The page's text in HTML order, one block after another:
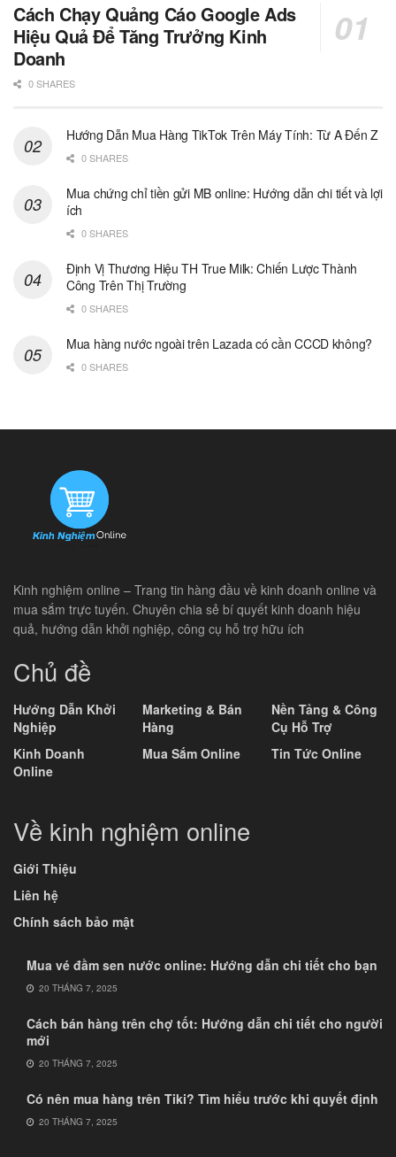
Cách Chạy Quảng Cáo Google Ads
Hiệu Quả Để Tăng Trưởng Kinh
Doanh
0 SHARES
Hướng Dẫn Mua Hàng TikTok Trên Máy Tính: Từ A Đến Z
0 SHARES
Mua chứng chỉ tiền gửi MB online: Hướng dẫn chi tiết và lợi
ích
0 SHARES
Định Vị Thương Hiệu TH True Milk: Chiến Lược Thành
Công Trên Thị Trường
0 SHARES
Mua hàng nước ngoài trên Lazada có cần CCCD không?
0 SHARES
Kinh nghiệm online – Trang tin hàng đầu về kinh doanh online và
mua sắm trực tuyến. Chuyên chia sẻ bí quyết kinh doanh hiệu
quả, hướng dẫn khởi nghiệp, công cụ hỗ trợ hữu ích
Chủ đề
Hướng Dẫn Khởi
Nghiệp
Kinh Doanh
Online
Marketing & Bán
Hàng
Mua Sắm Online
Nền Tảng & Công
Cụ Hỗ Trợ
Tin Tức Online
Về kinh nghiệm online
Giới Thiệu
Liên hệ
Chính sách bảo mật
Mua vé đầm sen nước online: Hướng dẫn chi tiết cho bạn
20 THÁNG 7, 2025
Cách bán hàng trên chợ tốt: Hướng dẫn chi tiết cho người
mới
20 THÁNG 7, 2025
Có nên mua hàng trên Tiki? Tìm hiểu trước khi quyết định
20 THÁNG 7, 2025